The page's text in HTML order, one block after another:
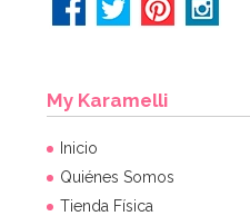
My Karamelli
Inicio
Quiénes Somos
Tienda Física